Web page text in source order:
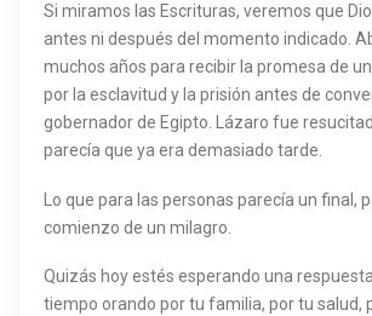
Si miramos las Escrituras, veremos que
antes ni después del momento indicado.
muchos años para recibir la promesa de
por la esclavitud y la prisión antes de
gobernador de Egipto. Lázaro fue
parecía que ya era demasiado tarde.
Lo que para las personas parecía un final,
comienzo de un milagro.
Quizás hoy estés esperando una
tiempo orando por tu familia, por tu salud,